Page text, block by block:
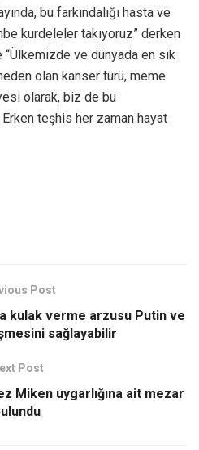
bu farkındalığı hasta ve
kurdeleler takıyoruz” derken
ve dünyada en sık
olan kanser türü, meme
olarak, biz de bu
teşhis her zaman hayat
Post
kulak verme arzusu Putin ve
sağlayabilir
Post
Miken uygarlığına ait mezar